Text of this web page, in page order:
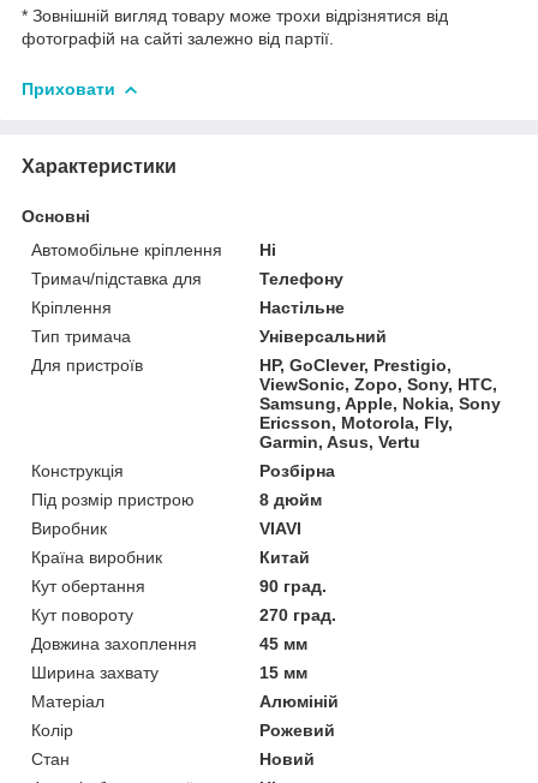
* Зовнішній вигляд товару може трохи відрізнятися від
фотографій на сайті залежно від партії.
Приховати
Характеристики
Основні
Автомобільне кріплення
Ні
Тримач/підставка для
Телефону
Кріплення
Настільне
Тип тримача
Універсальний
Для пристроїв
HP, GoClever, Prestigio,
ViewSonic, Zopo, Sony, HTC,
Samsung, Apple, Nokia, Sony
Ericsson, Motorola, Fly,
Garmin, Asus, Vertu
Конструкція
Розбірна
Під розмір пристрою
8 дюйм
Виробник
VIAVI
Країна виробник
Китай
Кут обертання
90 град.
Кут повороту
270 град.
Довжина захоплення
45 мм
Ширина захвату
15 мм
Матеріал
Алюміній
Колір
Рожевий
Стан
Новий